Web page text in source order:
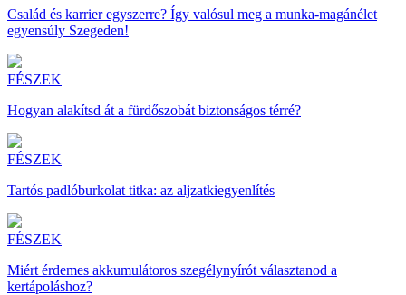
Család és karrier egyszerre? Így valósul meg a munka-magánélet
egyensúly Szegeden!
FÉSZEK
Hogyan alakítsd át a fürdőszobát biztonságos térré?
FÉSZEK
Tartós padlóburkolat titka: az aljzatkiegyenlítés
FÉSZEK
Miért érdemes akkumulátoros szegélynyírót választanod a
kertápoláshoz?